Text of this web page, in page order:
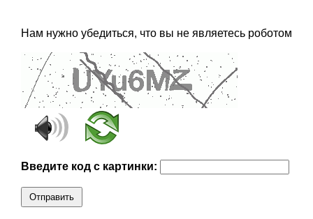
Нам нужно убедиться, что вы не являетесь роботом
Введите код с картинки:
Отправить